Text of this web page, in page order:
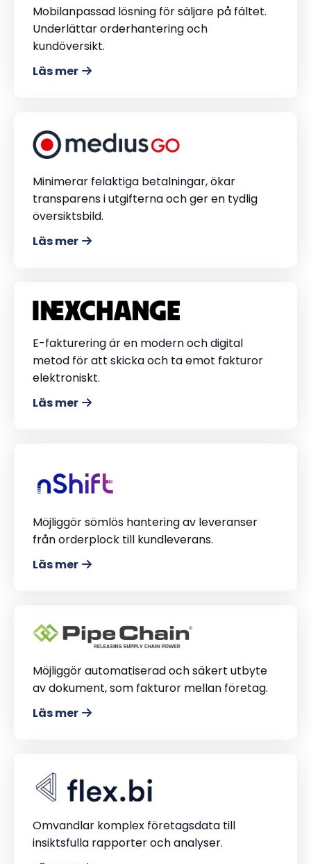
Mobilanpassad lösning för säljare på fältet.
Underlättar orderhantering och
kundöversikt.
Läs mer
Minimerar felaktiga betalningar, ökar
transparens i utgifterna och ger en tydlig
översiktsbild.
Läs mer
E-fakturering är en modern och digital
metod för att skicka och ta emot fakturor
elektroniskt.
Läs mer
Möjliggör sömlös hantering av leveranser
från orderplock till kundleverans.
Läs mer
Möjliggör automatiserad och säkert utbyte
av dokument, som fakturor mellan företag.
Läs mer
Omvandlar komplex företagsdata till
insiktsfulla rapporter och analyser.